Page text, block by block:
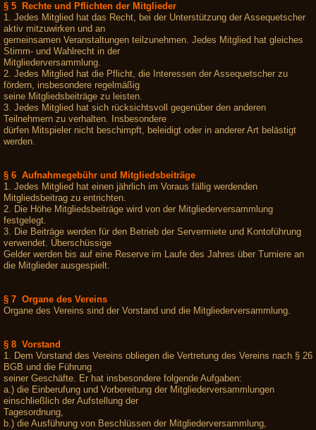
§ 5 Rechte und Pflichten der Mitglieder
1. Jedes Mitglied hat das Recht, bei der Unterstützung der Assequetscher
aktiv mitzuwirken und an
gemeinsamen Veranstaltungen teilzunehmen. Jedes Mitglied hat gleiches
Stimm- und Wahlrecht in der
Mitgliederversammlung.
2. Jedes Mitglied hat die Pflicht, die Interessen der Assequetscher zu
fördern, insbesondere regelmäßig
seine Mitgliedsbeiträge zu leisten.
3. Jedes Mitglied hat sich rücksichtsvoll gegenüber den anderen
Teilnehmern zu verhalten. Insbesondere
dürfen Mitspieler nicht beschimpft, beleidigt oder in anderer Art belästigt
werden.
§ 6 Aufnahmegebühr und Mitgliedsbeiträge
1. Jedes Mitglied hat einen jährlich im Voraus fällig werdenden
Mitgliedsbeitrag zu entrichten.
2. Die Höhe Mitgliedsbeiträge wird von der Mitgliederversammlung
festgelegt.
3. Die Beiträge werden für den Betrieb der Servermiete und Kontoführung
verwendet. Überschüssige
Gelder werden bis auf eine Reserve im Laufe des Jahres über Turniere an
die Mitglieder ausgespielt.
§ 7 Organe des Vereins
Organe des Vereins sind der Vorstand und die Mitgliederversammlung.
§ 8 Vorstand
1. Dem Vorstand des Vereins obliegen die Vertretung des Vereins nach § 26
BGB und die Führung
seiner Geschäfte. Er hat insbesondere folgende Aufgaben:
a.) die Einberufung und Vorbereitung der Mitgliederversammlungen
einschließlich der Aufstellung der
Tagesordnung,
b.) die Ausführung von Beschlüssen der Mitgliederversammlung,